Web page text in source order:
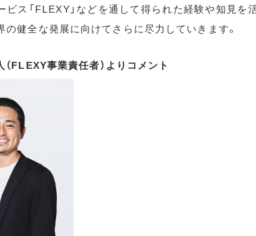
ス「FLEXY」などを通して得られた経験や知見を
健全な発展に向けてさらに尽力していきます。
FLEXY事業責任者）よりコメント